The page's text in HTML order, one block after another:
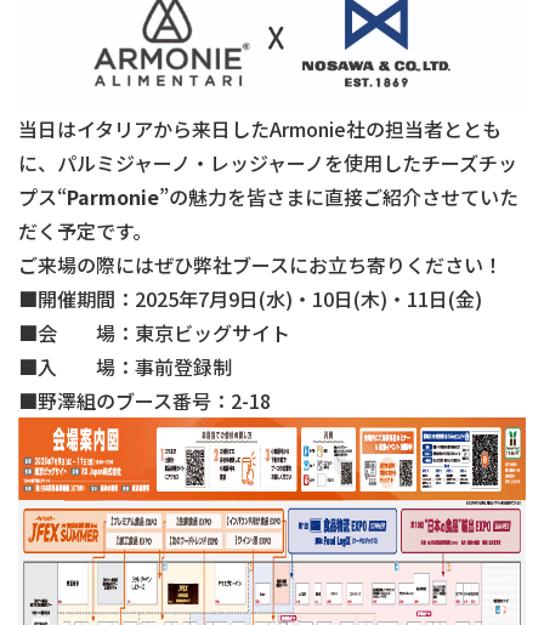
当日はイタリアから来日したArmonie社の担当者ととも
に、パルミジャーノ・レッジャーノを使用したチーズチッ
プス“Parmonie”の魅力を皆さまに直接ご紹介させていた
だく予定です。
ご来場の際にはぜひ弊社ブースにお立ち寄りください！
■開催期間：2025年7月9日(水)・10日(木)・11日(金)
■会 場：東京ビッグサイト
■入 場：事前登録制
■野澤組のブース番号：2-18